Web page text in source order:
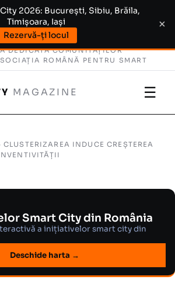
2026: București, Sibiu, Brăila,
Timișoara, Iași
Rezervă-ți locul
×
DEDICATĂ COMUNITĂȚILOR
ROMÂNĂ PENTRU SMART
MAGAZINE ☰
CLUSTERIZAREA INDUCE CREȘTEREA
Smart City din România
a inițiativelor smart city din
Deschide harta →